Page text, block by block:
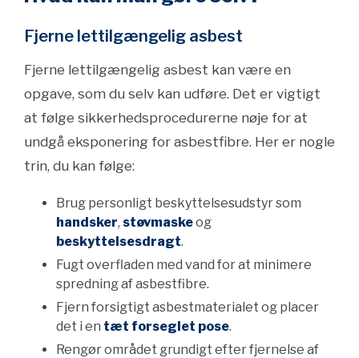
Fjerne lettilgængelig asbest
Fjerne lettilgængelig asbest kan være en
opgave, som du selv kan udføre. Det er vigtigt
at følge sikkerhedsprocedurerne nøje for at
undgå eksponering for asbestfibre. Her er nogle
trin, du kan følge:
Brug personligt beskyttelsesudstyr som
handsker, støvmaskeog
beskyttelsesdragt.
Fugt overfladen med vand for at minimere
spredning af asbestfibre.
Fjern forsigtigt asbestmaterialet og placer
det i en tæt forseglet pose.
Rengør området grundigt efter fjernelse af